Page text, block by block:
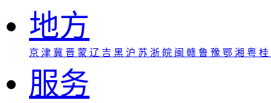
地方
京 津 冀 晋 蒙 辽 吉 黑 沪 苏 浙 皖 闽 赣 鲁 豫 鄂 湘 粤 桂
服务